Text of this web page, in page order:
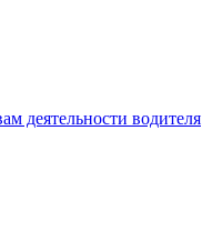
деятельности водителя